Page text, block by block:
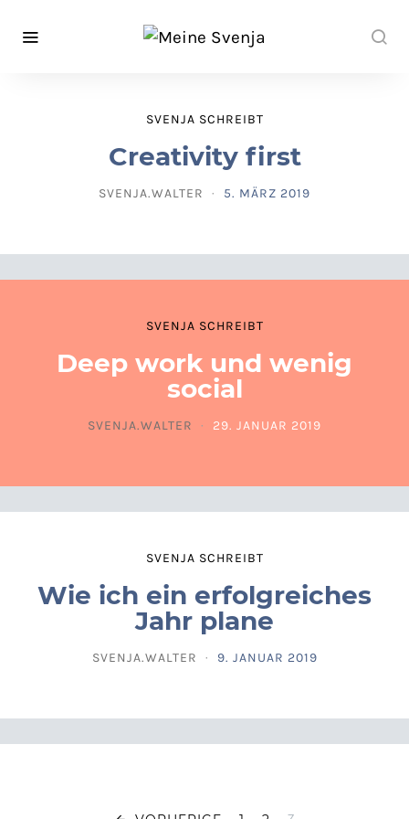
SVENJA SCHREIBT
Creativity first
SVENJA.WALTER
POSTED ON
5. MÄRZ 2019
SVENJA SCHREIBT
Deep work und wenig
social
SVENJA.WALTER
POSTED ON
29. JANUAR 2019
SVENJA SCHREIBT
Wie ich ein erfolgreiches
Jahr plane
SVENJA.WALTER
POSTED ON
9. JANUAR 2019